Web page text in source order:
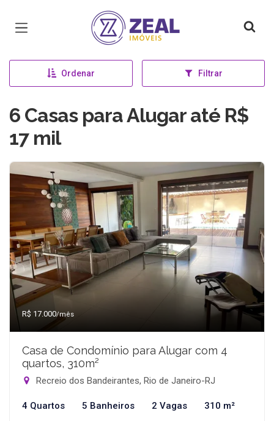
Página inicial
Ordenar Filtrar
6 Casas para Alugar até R$
17 mil
R$ 17.000/mês
Casa de Condomínio para Alugar com 4
quartos, 310m²
Recreio dos Bandeirantes, Rio de Janeiro-RJ
4 Quartos 5 Banheiros 2 Vagas 310 m²